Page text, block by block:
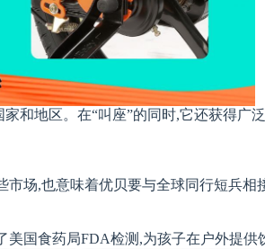
和地区。在“叫座”的同时,它还获得广
场,也意味着优贝要与全球同行短兵
国食药局FDA检测,为孩子在户外提供